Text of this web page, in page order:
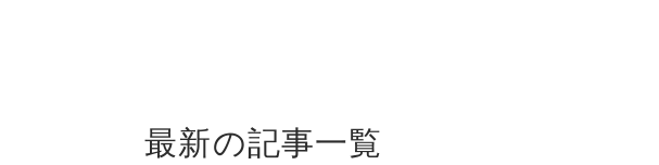
最新の記事一覧